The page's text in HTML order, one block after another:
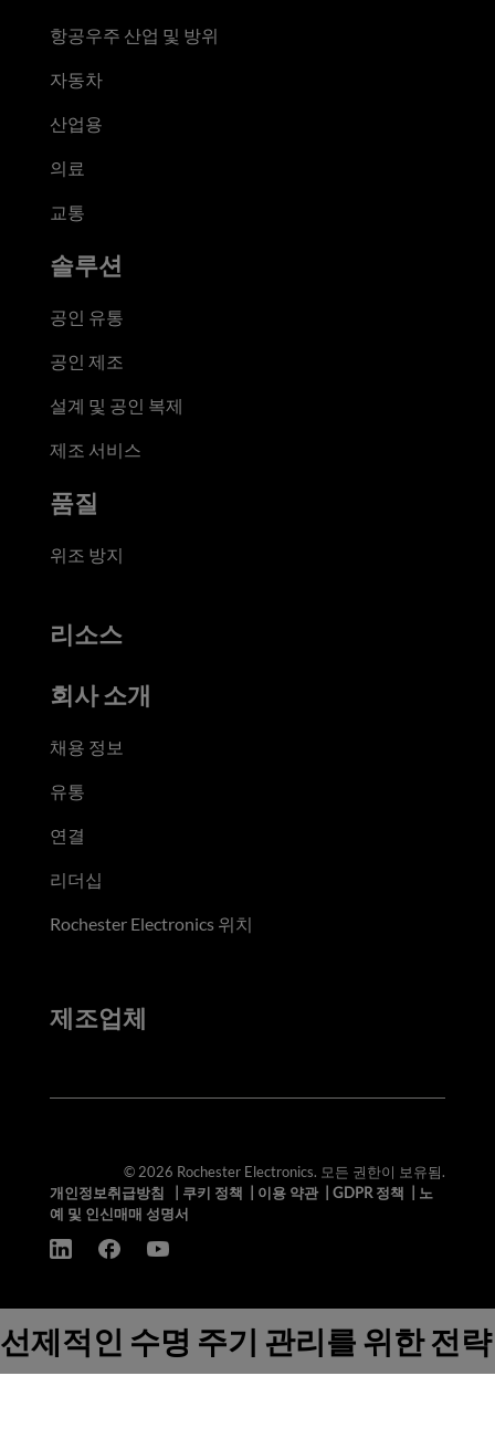
항공우주 산업 및 방위
자동차
산업용
의료
교통
솔루션
공인 유통
공인 제조
설계 및 공인 복제
제조 서비스
품질
위조 방지
리소스
회사 소개
채용 정보
유통
연결
리더십
Rochester Electronics 위치
제조업체
© 2026 Rochester Electronics. 모든 권한이 보유됨.
개인정보취급방침
쿠키 정책 이용 약관| GDPR 정책
노
예 및 인신매매 성명서
선제적인 수명 주기 관리를 위한 전략